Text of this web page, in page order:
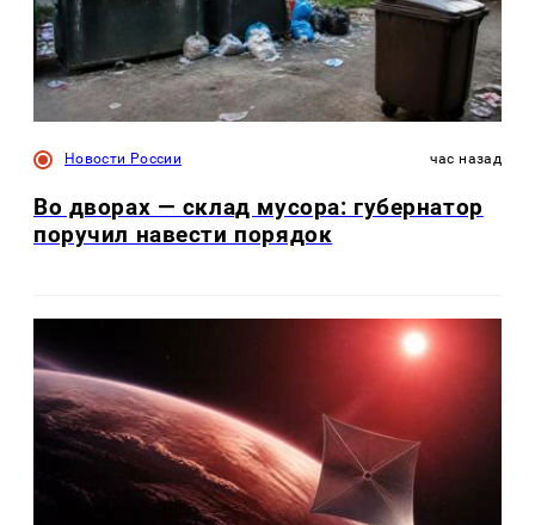
Новости России час назад
Во дворах — склад мусора: губернатор
поручил навести порядок